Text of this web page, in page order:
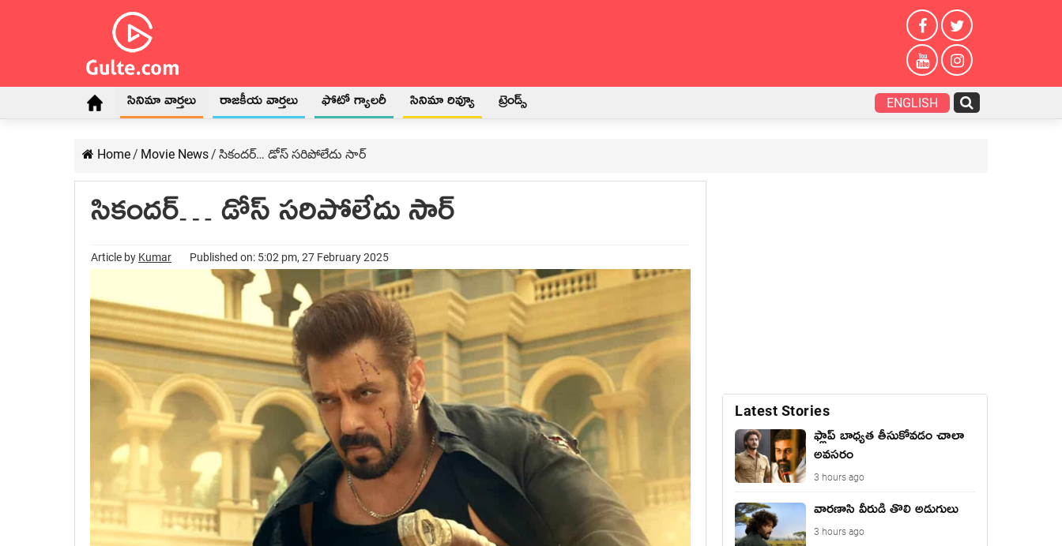
సినిమా వార్తలు రాజకీయ వార్తలు ఫోటో గ్యాలరీ సినిమా రివ్యూ ట్రెండ్స్ ENGLISH
Home/ Movie News/ సికందర్… డోస్ సరిపోలేదు సార్
సికందర్… డోస్ సరిపోలేదు సార్
Article by Kumar Published on: 5:02 pm, 27 February 2025
Latest Stories
ఫ్లాప్ బాధ్యత తీసుకోవడం చాలా
అవసరం
3 hours ago
వారణాసి వీరుడి తొలి అడుగులు
3 hours ago